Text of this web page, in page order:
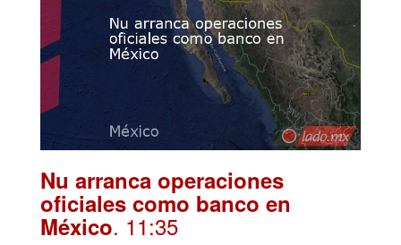
Nu arranca operaciones
oficiales como banco en
México. 11:35